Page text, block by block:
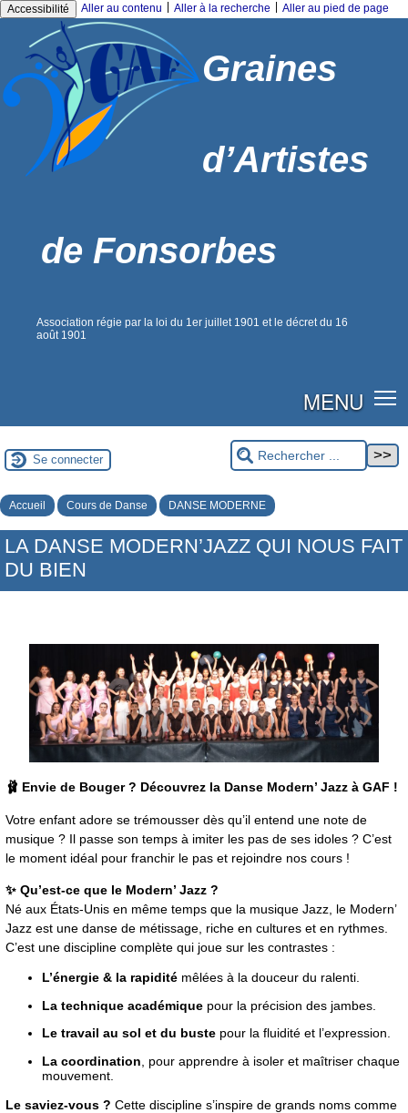
Accessibilité Aller au contenu Aller à la recherche Aller au pied de page
Graines
d’Artistes
de Fonsorbes
Association régie par la loi du 1er juillet 1901 et le décret du 16
août 1901
MENU
Se connecter
Accueil Cours de Danse DANSE MODERNE
LA DANSE MODERN’JAZZ QUI NOUS FAIT
DU BIEN
🩰 Envie de Bouger ? Découvrez la Danse Modern’ Jazz à GAF !
Votre enfant adore se trémousser dès qu’il entend une note de
musique ? Il passe son temps à imiter les pas de ses idoles ? C’est
le moment idéal pour franchir le pas et rejoindre nos cours !
✨ Qu’est-ce que le Modern’ Jazz ?
Né aux États-Unis en même temps que la musique Jazz, le Modern’
Jazz est une danse de métissage, riche en cultures et en rythmes.
C’est une discipline complète qui joue sur les contrastes :
L’énergie & la rapidité mêlées à la douceur du ralenti.
La technique académique pour la précision des jambes.
Le travail au sol et du buste pour la fluidité et l’expression.
La coordination , pour apprendre à isoler et maîtriser chaque
mouvement.
Le saviez-vous ? Cette discipline s’inspire de grands noms comme